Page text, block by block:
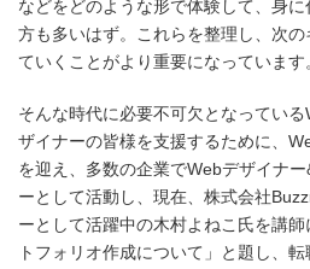
などをどのような形で体験して、身
方も多いはず。これらを整理し、次
ていくことがより重要になっています
そんな時代に必要不可欠となってい
ザイナーの皆様を支援するために、
を迎え、多数の企業でWebデザイナ
ーとして活動し、現在、株式会社
ーとして活躍中の木村よねこ氏を講
トフォリオ作成について」と題し、